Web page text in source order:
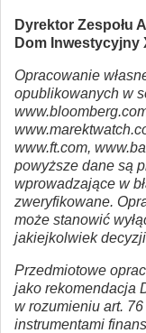
Dyrektor Zespołu
Dom Inwestycyjny
Opracowanie
opublikowanych w
www.ft.com,
powyższe dane są
wprowadzające w
zweryfikowane.
może stanowić
jakiejkolwiek
Przedmiotowe
jako rekomendacja
w rozumieniu art.
instrumentami